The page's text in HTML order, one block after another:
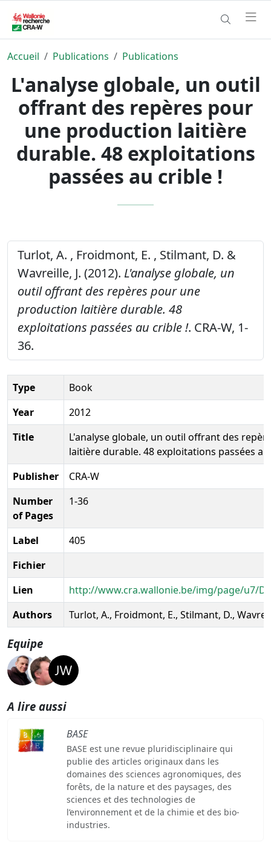
Accueil Publications Publications
L'analyse globale, un outil
offrant des repères pour
une production laitière
durable. 48 exploitations
passées au crible !
Turlot, A. , Froidmont, E. , Stilmant, D. &
Wavreille, J. (2012). L'analyse globale, un
outil offrant des repères pour une
production laitière durable. 48
exploitations passées au crible !. CRA-W, 1-
36.
Type
Book
Year
2012
Title
L'analyse globale, un outil offrant des
laitière durable. 48 exploitations passées
Publisher
CRA-W
Number
of Pages
1-36
Label
405
Fichier
Lien
http://www.cra.wallonie.be/img/page/u7/
Authors
Turlot, A., Froidmont, E., Stilmant, D.,
Equipe
A lire aussi
BASE
BASE est une revue pluridisciplinaire qui
publie des articles originaux dans les
domaines des sciences agronomiques, des
forêts, de la nature et des paysages, des
sciences et des technologies de
l’environnement et de la chimie et des bio-
industries.